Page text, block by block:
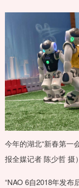
今年的湖北“新春第一
报全媒记者 陈少哲 摄）
“NAO 6自2018年发